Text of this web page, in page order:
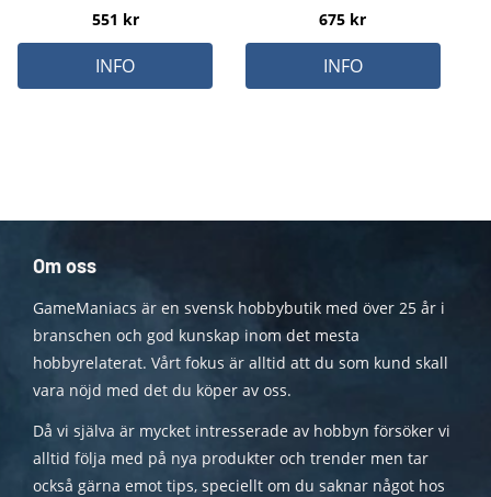
551 kr
INFO
675 kr
INFO
Om oss
GameManiacs är en svensk hobbybutik med över 25 år i
branschen och god kunskap inom det mesta
hobbyrelaterat. Vårt fokus är alltid att du som kund skall
vara nöjd med det du köper av oss.
Då vi själva är mycket intresserade av hobbyn försöker vi
alltid följa med på nya produkter och trender men tar
också gärna emot tips, speciellt om du saknar något hos